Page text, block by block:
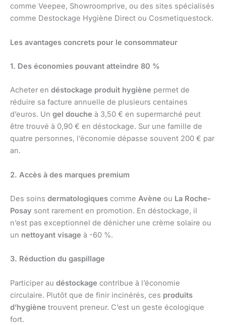
comme Veepee, Showroomprive, ou des sites spécialisés
comme Destockage Hygiène Direct ou Cosmetiquestock.
Les avantages concrets pour le consommateur
1. Des économies pouvant atteindre 80 %
Acheter en déstockage produit hygiène permet de
réduire sa facture annuelle de plusieurs centaines
d’euros. Un gel douche à 3,50 € en supermarché peut
être trouvé à 0,90 € en déstockage. Sur une famille de
quatre personnes, l’économie dépasse souvent 200 € par
an.
2. Accès à des marques premium
Des soins dermatologiques comme Avène ou La Roche-
Posay sont rarement en promotion. En déstockage, il
n’est pas exceptionnel de dénicher une crème solaire ou
un nettoyant visage à -60 %.
3. Réduction du gaspillage
Participer au déstockage contribue à l’économie
circulaire. Plutôt que de finir incinérés, ces produits
d’hygiène trouvent preneur. C’est un geste écologique
fort.